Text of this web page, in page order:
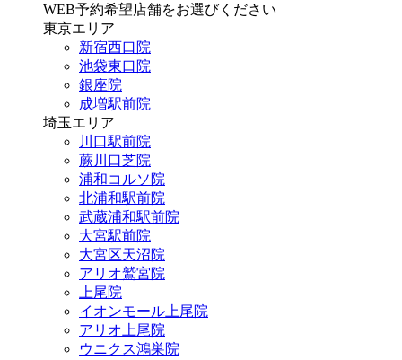
WEB予約希望店舗をお選びください
東京エリア
新宿西口院
池袋東口院
銀座院
成増駅前院
埼玉エリア
川口駅前院
蕨川口芝院
浦和コルソ院
北浦和駅前院
武蔵浦和駅前院
大宮駅前院
大宮区天沼院
アリオ鷲宮院
上尾院
イオンモール上尾院
アリオ上尾院
ウニクス鴻巣院